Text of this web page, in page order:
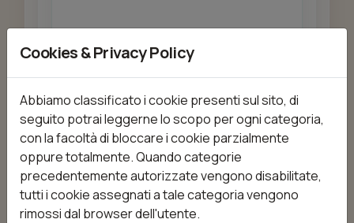
BALAYAGE - CORTO
da 25,00 €
Cookies & Privacy Policy
Abbiamo classificato i cookie presenti sul sito, di
seguito potrai leggerne lo scopo per ogni categoria,
con la facoltà di bloccare i cookie parzialmente
oppure totalmente. Quando categorie
precedentemente autorizzate vengono disabilitate,
tutti i cookie assegnati a tale categoria vengono
rimossi dal browser dell'utente.